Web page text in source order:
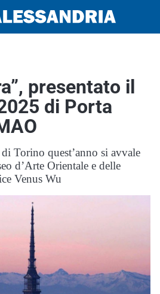
presentato il
di Porta
Torino quest’anno si avvale
d’Arte Orientale e delle
Venus Wu